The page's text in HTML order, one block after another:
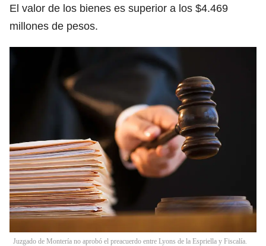
El valor de los bienes es superior a los $4.469
millones de pesos.
Juzgado de Montería no aprobó el preacuerdo entre Lyons de la Espriella y Fiscalía.